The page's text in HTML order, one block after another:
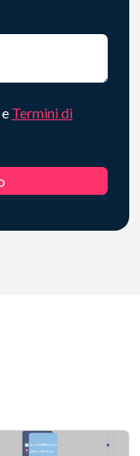
e Termini di